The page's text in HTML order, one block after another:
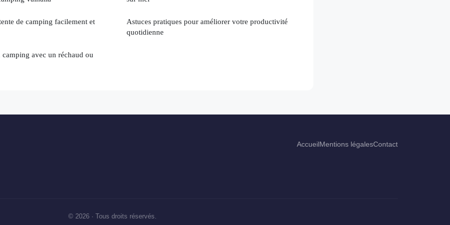
de camping facilement et
avec un réchaud ou
Astuces pratiques pour améliorer votre productivité
quotidienne
AccueilMentions légalesContact
© 2026 · Tous droits réservés.